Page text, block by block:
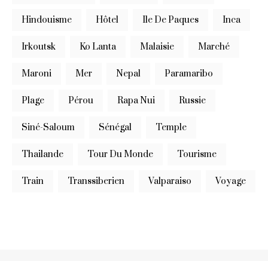
Hindouisme Hôtel Ile De Paques Inca
Irkoutsk Ko Lanta Malaisie Marché
Maroni Mer Nepal Paramaribo
Plage Pérou Rapa Nui Russie
Siné-Saloum Sénégal Temple
Thailande Tour Du Monde Tourisme
Train Transsiberien Valparaiso Voyage